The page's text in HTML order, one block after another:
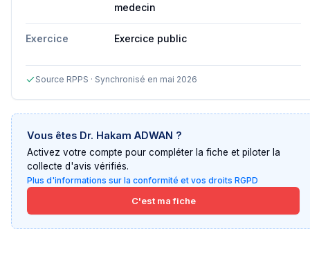
medecin
Exercice Exercice public
Source RPPS · Synchronisé en mai 2026
Vous êtes Dr. Hakam ADWAN ?
Activez votre compte pour compléter la fiche et piloter la
collecte d'avis vérifiés.
Plus d'informations sur la conformité et vos droits RGPD
C'est ma fiche